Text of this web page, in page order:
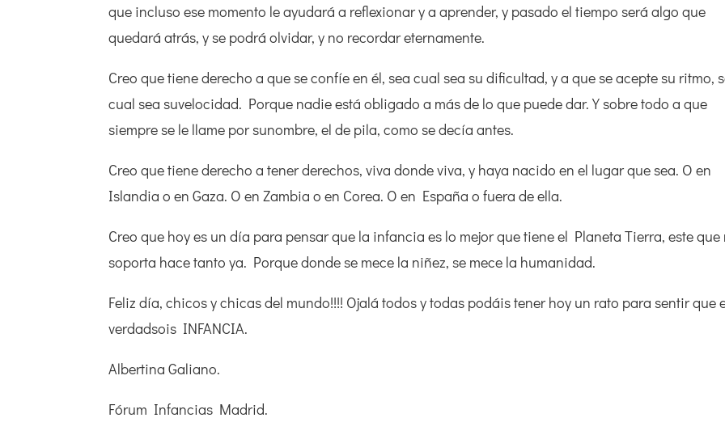
que incluso ese momento le ayudará a reflexionar y a aprender, y pasado el tiempo será algo que
quedará atrás, y se podrá olvidar, y no recordar eternamente.
Creo que tiene derecho a que se confíe en él, sea cual sea su dificultad, y a que se acepte su ritmo,
cual sea suvelocidad. Porque nadie está obligado a más de lo que puede dar. Y sobre todo a que
siempre se le llame por sunombre, el de pila, como se decía antes.
Creo que tiene derecho a tener derechos, viva donde viva, y haya nacido en el lugar que sea. O en
Islandia o en Gaza. O en Zambia o en Corea. O en España o fuera de ella.
Creo que hoy es un día para pensar que la infancia es lo mejor que tiene el Planeta Tierra, este que
soporta hace tanto ya. Porque donde se mece la niñez, se mece la humanidad.
Feliz día, chicos y chicas del mundo!!!! Ojalá todos y todas podáis tener hoy un rato para sentir que
verdadsois INFANCIA.
Albertina Galiano.
Fórum Infancias Madrid.